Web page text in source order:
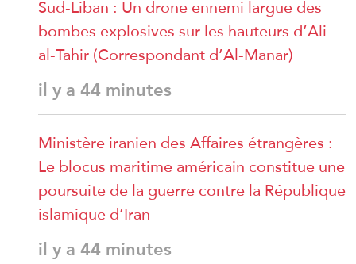
Sud-Liban : Un drone ennemi largue des
bombes explosives sur les hauteurs d’Ali
al-Tahir (Correspondant d’Al-Manar)
il y a 44 minutes
Ministère iranien des Affaires étrangères :
Le blocus maritime américain constitue une
poursuite de la guerre contre la République
islamique d’Iran
il y a 44 minutes